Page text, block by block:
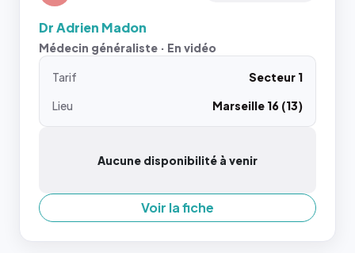
Dr Adrien Madon
Médecin généraliste · En vidéo
Tarif
Secteur 1
Lieu
Marseille 16 (13)
Aucune disponibilité à venir
Voir la fiche